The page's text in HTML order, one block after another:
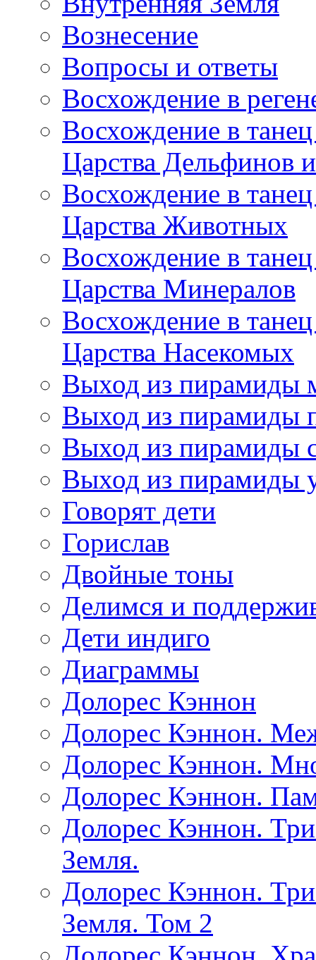
Вознесение
Вопросы и ответы
Восхождение в
Восхождение в
Царства Дельфинов
Восхождение в
Царства Животных
Восхождение в
Царства Минералов
Восхождение в
Царства Насекомых
Выход из пирамиды
Выход из пирамиды
Выход из пирамиды
Выход из пирамиды
Говорят дети
Горислав
Двойные тоны
Делимся и
Дети индиго
Диаграммы
Долорес Кэннон
Долорес Кэннон.
Долорес Кэннон.
Долорес Кэннон.
Долорес Кэннон.
Земля.
Долорес Кэннон.
Земля. Том 2